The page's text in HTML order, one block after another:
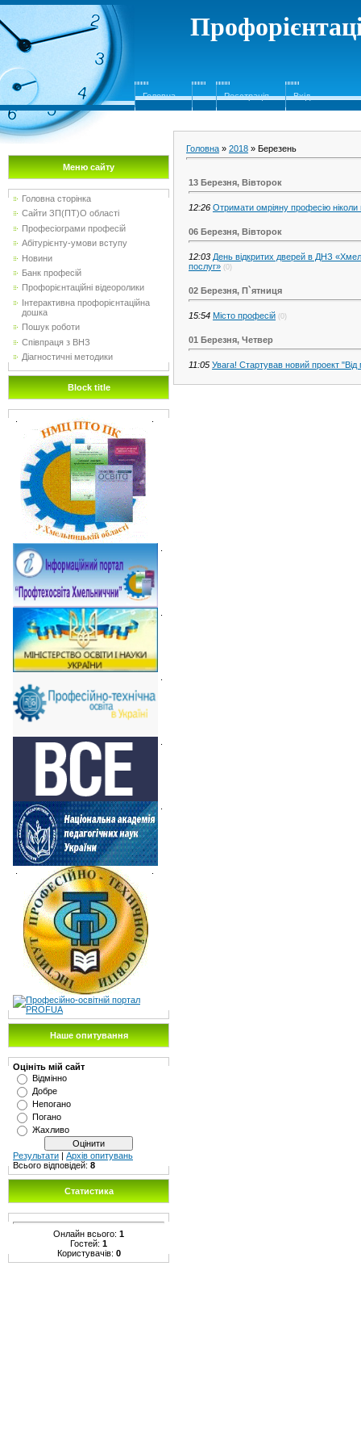
Головна Реєстрація Вхід
Меню сайту
Головна сторінка
Сайти ЗП(ПТ)О області
Професіограми професій
Абітурієнту-умови вступу
Новини
Банк професій
Профорієнтаційні відеоролики
Інтерактивна профорієнтаційна
дошка
Пошук роботи
Співпраця з ВНЗ
Діагностичні методики
Block title
Наше опитування
Оцініть мій сайт
Відмінно
Добре
Непогано
Погано
Жахливо
Результати | Архів опитувань
Всього відповідей: 8
Статистика
Онлайн всього: 1
Гостей: 1
Користувачів: 0
Головна » 2018 » Березень
13 Березня, Вівторок
12:26 Отримати омріяну професію ніколи
06 Березня, Вівторок
12:03 День відкритих дверей в ДНЗ
послуг» (0)
02 Березня, П`ятниця
15:54 Місто професій (0)
01 Березня, Четвер
11:05 Увага! Стартував новий проект "Від